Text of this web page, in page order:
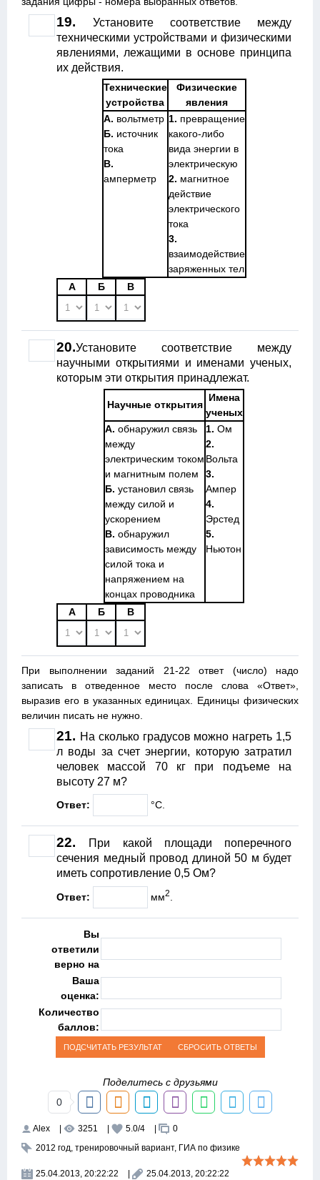
19.
Установите соответствие между
техническими устройствами и физическими
явлениями, лежащими в основе принципа
их действия.
Технические
устройства
Физические
явления
А. вольтметр
Б. источник
тока
В.
амперметр
1. превращение
какого-либо
вида энергии в
электрическую
2. магнитное
действие
электрического
тока
3.
взаимодействие
заряженных тел
А
Б В
20.Установите соответствие между
научными открытиями и именами ученых,
которым эти открытия принадлежат.
Научные открытия
Имена
ученых
А. обнаружил связь
между
электрическим током
и магнитным полем
Б. установил связь
между силой и
ускорением
В. обнаружил
зависимость между
силой тока и
напряжением на
концах проводника
1. Ом
2.
Вольта
3.
Ампер
4.
Эрстед
5.
Ньютон
А Б В
При выполнении заданий 21-22 ответ (число) надо
записать в отведенное место после слова «Ответ»,
выразив его в указанных единицах. Единицы физических
величин писать не нужно.
21. На сколько градусов можно нагреть 1,5
л воды за счет энергии, которую затратил
человек массой 70 кг при подъеме на
высоту 27 м?
Ответ: °С.
22.
При какой площади поперечного
сечения медный провод длиной 50 м будет
иметь сопротивление 0,5 Ом?
Ответ: мм2
Вы
ответили
верно на
Ваша
оценка:
Количество
баллов:
Поделитесь с друзьями
0
Alex 3251 5.0/4
0
2012 год, тренировочный вариант, ГИА по физике
25.04.2013, 20:22:22 25.04.2013, 20:22:22